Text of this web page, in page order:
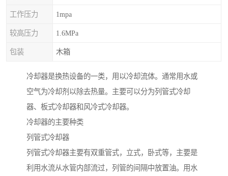
工作压力 1mpa
较高压力 1.6MPa
包装 木箱
冷却器是换热设备的一类，用以冷却流体。通常用水或
空气为冷却剂以除去热量。主要可以分为列管式冷却
器、板式冷却器和风冷式冷却器。
冷却器的主要种类
列管式冷却器
列管式冷却器主要有双重管式，立式，卧式等，主要是
利用水流从水管内部流过，列管的间隔中放置油。用水